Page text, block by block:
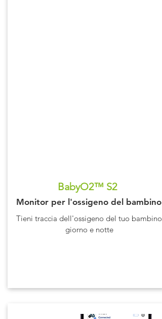
BabyO2™ S2
Monitor per l'ossigeno del bambino
Tieni traccia dell'ossigeno del tuo bambino
giorno e notte